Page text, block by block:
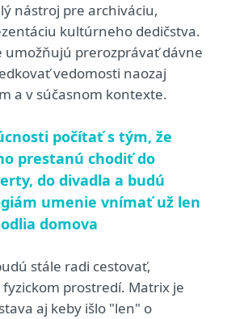
nástroj pre archiváciu,
kultúrneho dedičstva.
umožňujú prerozprávať dávne
vedomosti naozaj
a v súčasnom kontexte.
počítať s tým, že
prestanú chodiť do
do divadla a budú
umenie vnímať už len
domova
stále radi cestovať,
prostredí. Matrix je
aj keby išlo "len" o